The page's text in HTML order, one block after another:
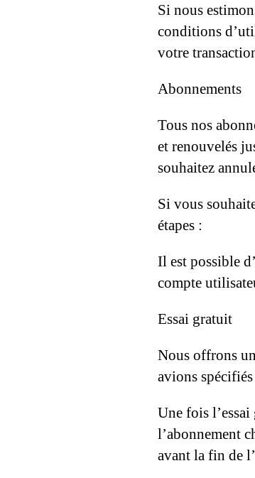
Si nous
conditions
votre
Abonnements
Tous nos
et renouvelés
souhaitez
Si vous
étapes :
Il est possible
compte
Essai gratuit
Nous offrons
avions
Une fois
l’abonnement
avant la fin de